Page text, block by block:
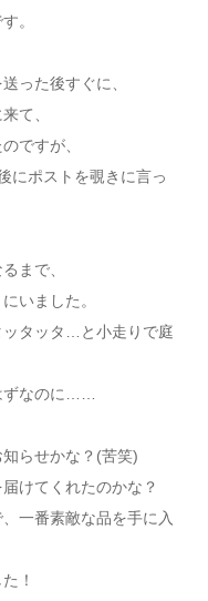
。
った後すぐに、
て、
ですが、
にポストを覗きに言っ
まで、
いました。
ッタッタ…と小走りで庭
ずなのに……
らせかな？(苦笑)
けてくれたのかな？
一番素敵な品を手に入
！